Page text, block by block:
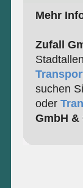
Mehr
Zufall
suchen
oder
GmbH &